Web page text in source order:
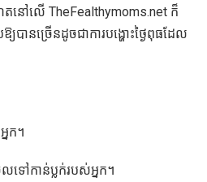
តនៅលើ TheFealthymoms.net ក៏
បានច្រើនដូចជាការបង្ហោះថ្ងៃពុធដែល
នក។
លទៅកាន់ប្លក់របស់អ្នក។